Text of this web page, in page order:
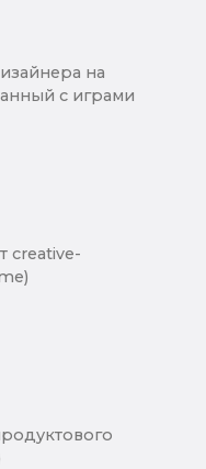
на
с играми
creative-